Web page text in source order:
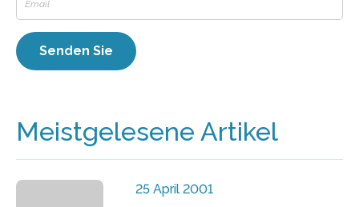
Meistgelesene Artikel
25 April 2001